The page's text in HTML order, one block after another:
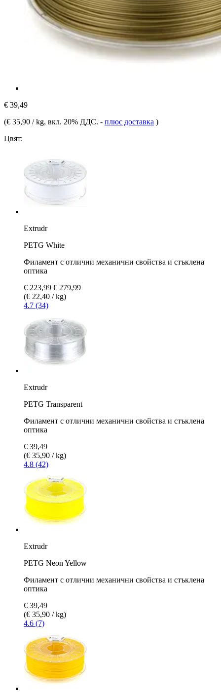
€ 39,49
(€ 35,90 / kg, вкл. 20% ДДС. - плюс доставка )
Цвят:
Extrudr
PETG White
Филамент с отлични механични свойства и стъклена
оптика
€ 223,99 € 279,99
(€ 22,40 / kg)
4.7 (34)
Extrudr
PETG Transparent
Филамент с отлични механични свойства и стъклена
оптика
€ 39,49
(€ 35,90 / kg)
4.8 (42)
Extrudr
PETG Neon Yellow
Филамент с отлични механични свойства и стъклена
оптика
€ 39,49
(€ 35,90 / kg)
4.6 (7)